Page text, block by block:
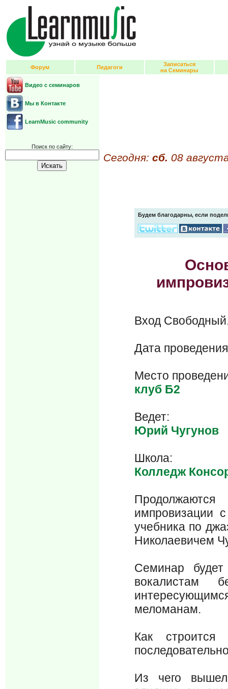
Форум Педагоги
Записаться
на Семинары
Видео с семинаров
Мы в Контакте
LearnMusic community
Поиск по сайту:
Сегодня: сб. 08
Будем благодарны, если
Вход
Дата
Место
клуб Б2
Ведет:
Юрий Чугунов
Школа:
Колледж
импровизации
учебника по
Николаевичем
Семинар
меломанам.
Как строится
Из чего